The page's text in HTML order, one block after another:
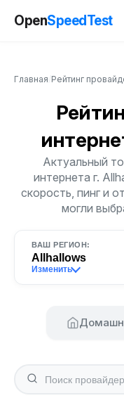
OpenSpeedTest
Главная Рейтинг
Актуальный
интернета г.
скорость, пинг и
могли
ВАШ РЕГИОН:
Allhallows
Изменить